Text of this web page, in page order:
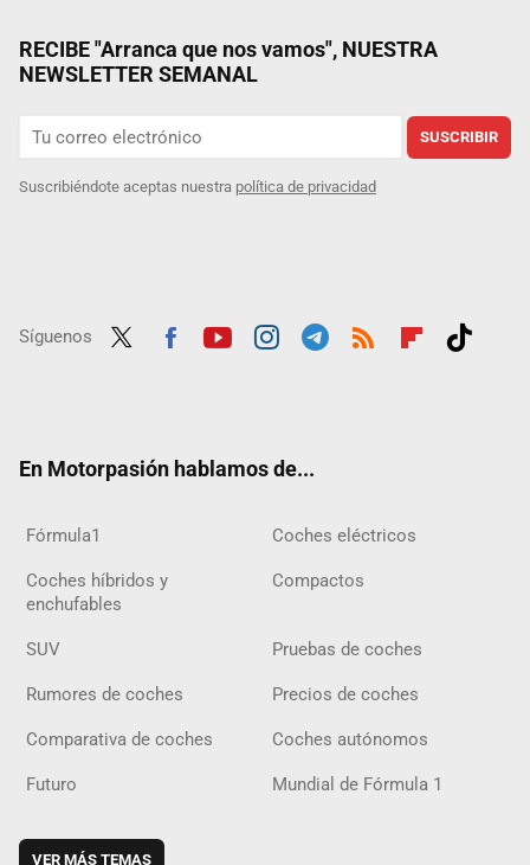
RECIBE "Arranca que nos vamos", NUESTRA
NEWSLETTER SEMANAL
SUSCRIBIR
Suscribiéndote aceptas nuestra política de privacidad
Síguenos
En Motorpasión hablamos de...
Fórmula1 Coches eléctricos
Coches híbridos y
enchufables
Compactos
SUV Pruebas de coches
Rumores de coches Precios de coches
Comparativa de coches Coches autónomos
Futuro Mundial de Fórmula 1
VER MÁS TEMAS